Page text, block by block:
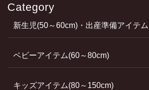
Category
新生児(50～60cm)・出産準備アイテム
ベビーアイテム(60～80cm)
キッズアイテム(80～150cm)